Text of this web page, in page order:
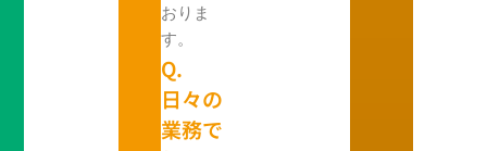
おりま
す。
Q.
日々の
業務で